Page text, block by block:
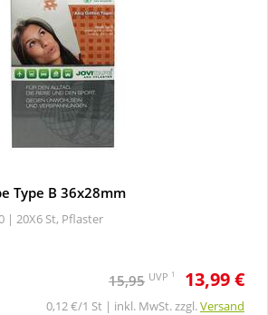
Type B 36x28mm
| 20X6 St, Pflaster
15,95 UVP 1 13,99 €
0,12 €/1 St | inkl. MwSt. zzgl.Versand